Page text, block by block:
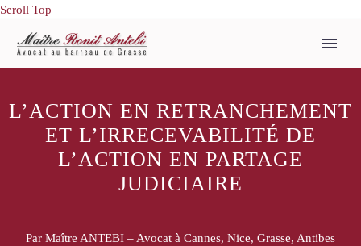
Scroll Top
L’ACTION EN RETRANCHEMENT
ET L’IRRECEVABILITÉ DE
L’ACTION EN PARTAGE
JUDICIAIRE
Par Maître ANTEBI – Avocat à Cannes, Nice, Grasse, Antibes